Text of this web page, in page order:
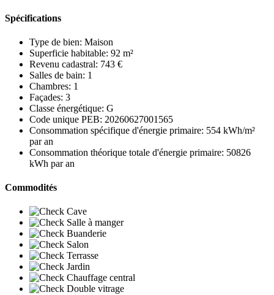
Spécifications
Type de bien: Maison
Superficie habitable: 92 m²
Revenu cadastral: 743 €
Salles de bain: 1
Chambres: 1
Façades: 3
Classe énergétique: G
Code unique PEB: 20260627001565
Consommation spécifique d'énergie primaire: 554 kWh/m²
par an
Consommation théorique totale d'énergie primaire: 50826
kWh par an
Commodités
Cave
Salle à manger
Buanderie
Salon
Terrasse
Jardin
Chauffage central
Double vitrage